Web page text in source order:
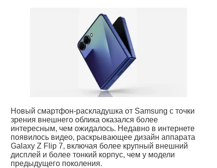
Новый смартфон-раскладушка от Samsung с точки
зрения внешнего облика оказался более
интересным, чем ожидалось. Недавно в интернете
появилось видео, раскрывающее дизайн аппарата
Galaxy Z Flip 7, включая более крупный внешний
дисплей и более тонкий корпус, чем у модели
предыдущего поколения.